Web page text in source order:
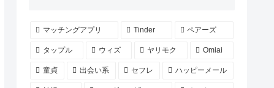
マッチングアプリ Tinder ペアーズ
タップル ウィズ ヤリモク Omiai
童貞 出会い系 セフレ ハッピーメール